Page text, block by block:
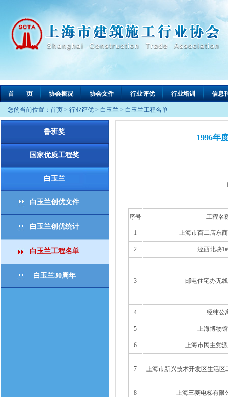
首 页 协会概况 协会文件 行业评优 行业培训 信息
您的当前位置： 首页 > 行业评优 > 白玉兰 > 白玉兰工程名单
鲁班奖
国家优质工程奖
白玉兰
白玉兰创优文件
白玉兰创优统计
白玉兰工程名单
白玉兰30周年
1996年
序号 工程名
1 上海市百二店东
2 泾西北块
3 邮电住宅办无
4 经纬公
5 上海博物
6 上海市民主党
7 上海市新兴技术开发区生活区
8 上海三菱电梯有限